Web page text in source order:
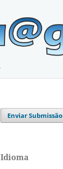
Enviar Submissão
Idioma